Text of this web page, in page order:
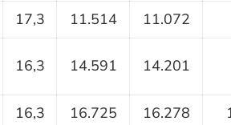
17,3 11.514 11.072
16,3 14.591 14.201
16,3 16.725 16.278